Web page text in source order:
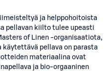
ja helppohoitoista
pellavan kiilto tulee upeasti
of Linen -organisaatiota,
pellava on parasta
materiaalina ovat
ja bio-orgaaninen